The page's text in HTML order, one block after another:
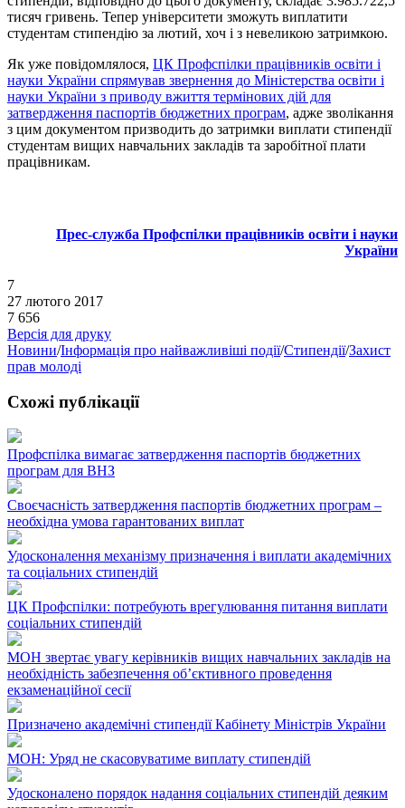
тисяч гривень. Тепер університети зможуть виплатити
студентам стипендію за лютий, хоч і з невеликою затримкою.
Як уже повідомлялося, ЦК Профспілки працівників освіти і
науки України спрямував звернення до Міністерства освіти і
науки України з приводу вжиття термінових дій для
затвердження паспортів бюджетних програм, адже зволікання
з цим документом призводить до затримки виплати стипендії
студентам вищих навчальних закладів та заробітної плати
працівникам.
Прес-служба Профспілки працівників освіти і науки
України
7
27 лютого 2017
7 656
Версія для друку
Новини/Інформація про найважливіші події/Стипендії/Захист
прав молоді
Схожі публікації
Профспілка вимагає затвердження паспортів бюджетних
програм для ВНЗ
Своєчасність затвердження паспортів бюджетних програм –
необхідна умова гарантованих виплат
Удосконалення механізму призначення і виплати академічних
та соціальних стипендій
ЦК Профспілки: потребують врегулювання питання виплати
соціальних стипендій
МОН звертає увагу керівників вищих навчальних закладів на
необхідність забезпечення об’єктивного проведення
екзаменаційної сесії
Призначено академічні стипендії Кабінету Міністрів України
МОН: Уряд не скасовуватиме виплату стипендій
Удосконалено порядок надання соціальних стипендій деяким